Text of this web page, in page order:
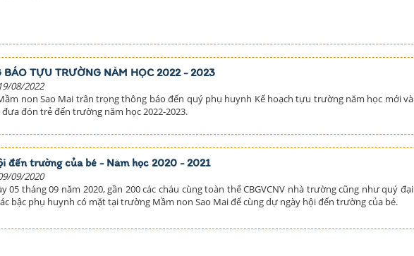
BÁO TỰU TRƯỜNG NĂM HỌC 2022 - 2023
08/2022
non Sao Mai trân trọng thông báo đến quý phụ huynh Kế hoạch tựu trường năm học mới và
đón trẻ đến trường năm học 2022-2023.
đến trường của bé - Năm học 2020 - 2021
09/2020
05 tháng 09 năm 2020, gần 200 các cháu cùng toàn thể CBGVCNV nhà trường cũng như quý đại
bậc phụ huynh có mặt tại trường Mầm non Sao Mai để cùng dự ngày hội đến trường của bé.